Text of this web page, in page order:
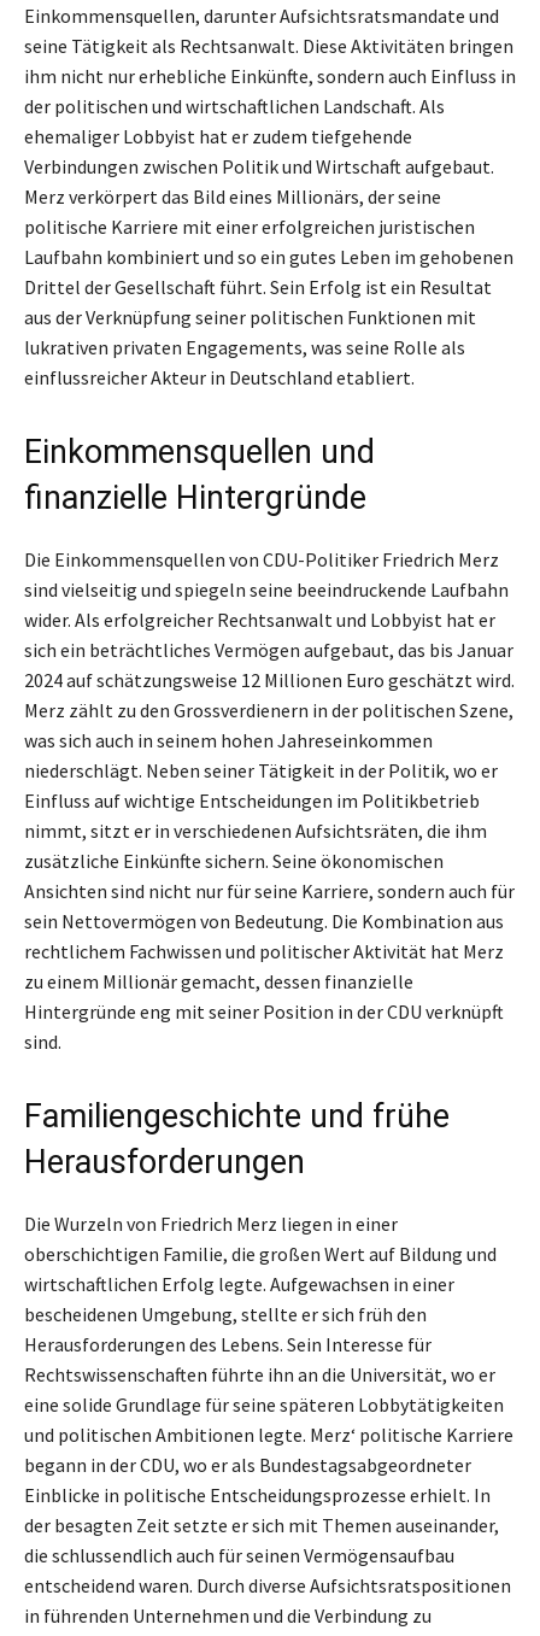
Einkommensquellen, darunter Aufsichtsratsmandate und
seine Tätigkeit als Rechtsanwalt. Diese Aktivitäten bringen
ihm nicht nur erhebliche Einkünfte, sondern auch Einfluss in
der politischen und wirtschaftlichen Landschaft. Als
ehemaliger Lobbyist hat er zudem tiefgehende
Verbindungen zwischen Politik und Wirtschaft aufgebaut.
Merz verkörpert das Bild eines Millionärs, der seine
politische Karriere mit einer erfolgreichen juristischen
Laufbahn kombiniert und so ein gutes Leben im gehobenen
Drittel der Gesellschaft führt. Sein Erfolg ist ein Resultat
aus der Verknüpfung seiner politischen Funktionen mit
lukrativen privaten Engagements, was seine Rolle als
einflussreicher Akteur in Deutschland etabliert.
Einkommensquellen und
finanzielle Hintergründe
Die Einkommensquellen von CDU-Politiker Friedrich Merz
sind vielseitig und spiegeln seine beeindruckende Laufbahn
wider. Als erfolgreicher Rechtsanwalt und Lobbyist hat er
sich ein beträchtliches Vermögen aufgebaut, das bis Januar
2024 auf schätzungsweise 12 Millionen Euro geschätzt wird.
Merz zählt zu den Grossverdienern in der politischen Szene,
was sich auch in seinem hohen Jahreseinkommen
niederschlägt. Neben seiner Tätigkeit in der Politik, wo er
Einfluss auf wichtige Entscheidungen im Politikbetrieb
nimmt, sitzt er in verschiedenen Aufsichtsräten, die ihm
zusätzliche Einkünfte sichern. Seine ökonomischen
Ansichten sind nicht nur für seine Karriere, sondern auch für
sein Nettovermögen von Bedeutung. Die Kombination aus
rechtlichem Fachwissen und politischer Aktivität hat Merz
zu einem Millionär gemacht, dessen finanzielle
Hintergründe eng mit seiner Position in der CDU verknüpft
sind.
Familiengeschichte und frühe
Herausforderungen
Die Wurzeln von Friedrich Merz liegen in einer
oberschichtigen Familie, die großen Wert auf Bildung und
wirtschaftlichen Erfolg legte. Aufgewachsen in einer
bescheidenen Umgebung, stellte er sich früh den
Herausforderungen des Lebens. Sein Interesse für
Rechtswissenschaften führte ihn an die Universität, wo er
eine solide Grundlage für seine späteren Lobbytätigkeiten
und politischen Ambitionen legte. Merz‘ politische Karriere
begann in der CDU, wo er als Bundestagsabgeordneter
Einblicke in politische Entscheidungsprozesse erhielt. In
der besagten Zeit setzte er sich mit Themen auseinander,
die schlussendlich auch für seinen Vermögensaufbau
entscheidend waren. Durch diverse Aufsichtsratspositionen
in führenden Unternehmen und die Verbindung zu